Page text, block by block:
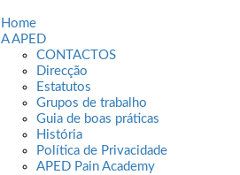
Home
A APED
CONTACTOS
Direcção
Estatutos
Grupos de trabalho
Guia de boas práticas
História
Política de Privacidade
APED Pain Academy